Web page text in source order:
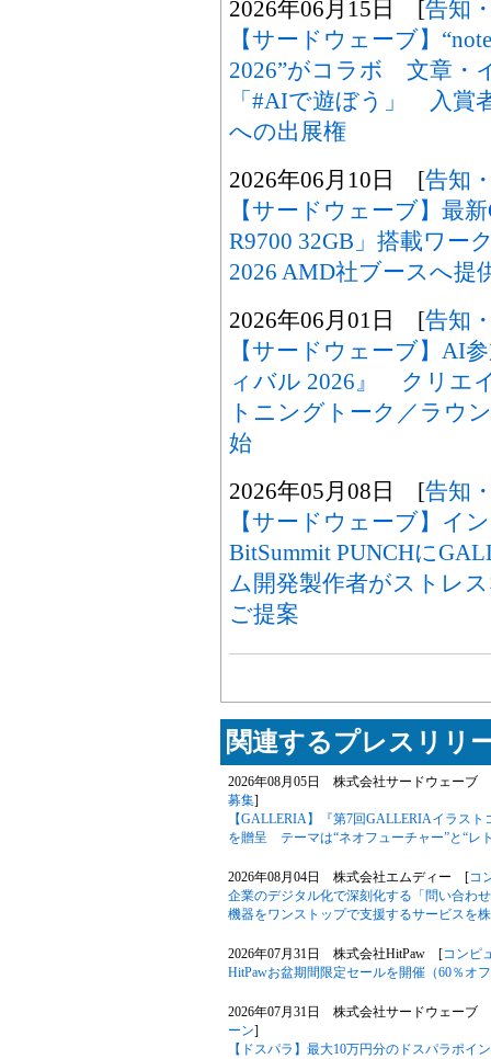
2026年06月15日 [告知
【サードウェーブ】
2026”がコラボ 文章・
「#AIで遊ぼう」 入賞
への出展権
2026年06月10日 [告知
【サードウェーブ】最
R9700 32GB」搭載ワ
2026 AMD社ブースへ提
2026年06月01日 [告知
【サードウェーブ】AI
ィバル 2026』 クリエ
トニングトーク／ラウ
始
2026年05月08日 [告知
【サードウェーブ】イ
BitSummit PUNCHに
ム開発製作者がストレ
ご提案
関連するプレスリリ
2026年08月05日 株式会社サードウェー
募集]
【GALLERIA】『第7回GALLERIAイラス
を贈呈 テーマは“ネオフューチャー”と“レ
2026年08月04日 株式会社エムディー [コ
企業のデジタル化で深刻化する「問い合
機器をワンストップで支援するサービスを
2026年07月31日 株式会社HitPaw [コンピ
HitPawお盆期間限定セールを開催（60％オ
2026年07月31日 株式会社サードウェー
ーン]
【ドスパラ】最大10万円分のドスパラポ